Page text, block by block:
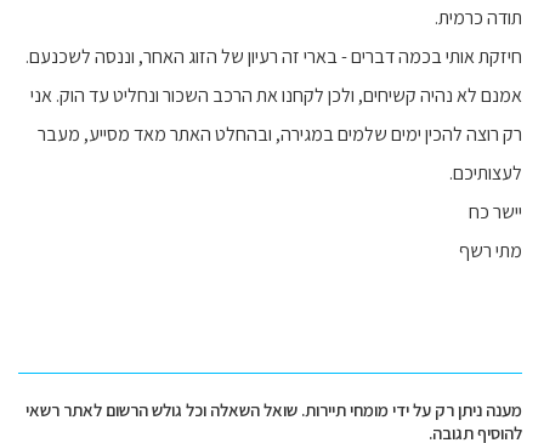
תודה כרמית.
חיזקת אותי בכמה דברים - בארי זה רעיון של הזוג האחר, וננסה לשכנעם.
אמנם לא נהיה קשיחים, ולכן לקחנו את הרכב השכור ונחליט עד הוק. אני
רק רוצה להכין ימים שלמים במגירה, ובהחלט האתר מאד מסייע, מעבר
לעצותיכם.
יישר כח
מתי רשף
מענה ניתן רק על ידי מומחי תיירות. שואל השאלה וכל גולש הרשום לאתר רשאי
להוסיף תגובה.